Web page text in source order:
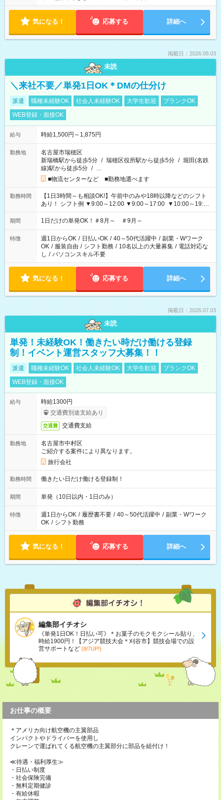
気になる！ 応募する 詳細へ
掲載日：2026.08.03
未読
＼来社不要／単発1日OK＊DMの仕分け
派遣 職種未経験OK 社会人未経験OK 大学生歓迎
ブランクOK
WEB登録・面接OK
給与 時給1,500円～1,875円
勤務地
名古屋市瑞穂区
新瑞橋駅から徒歩5分 / 瑞穂区役所駅から徒歩5分 / 堀田(名鉄
線)駅から徒歩5分 / …
■物流センターなど ■勤務地選べます
勤務時間
【1日3時間～も相談OK!】午前中のみや18時以降などのシフト
あり！ シフト例 ▼9:00～12:00 ▼9:00～17:00 ▼10:00～19:00
▼18:00～21:00
期間 1日だけの単発OK！＃8月～ ＃9月～
特徴 週1日からOK / 日払いOK / 40～50代活躍中 / 副業・Wワーク
OK / 服装自由 / シフト勤務 / 10名以上の大量募集 / 電話対応な
し / パソコンスキル不要
気になる！ 応募する 詳細へ
掲載日：2026.07.03
未読
単発！未経験OK！働きたい時だけ働ける登録
制！イベント運営スタッフ大募集！！
派遣 職種未経験OK 社会人未経験OK 大学生歓迎
ブランクOK
WEB登録・面接OK
給与
時給1300円
交通費別途支給あり
交通費 交通費支給
勤務地
名古屋市中村区
ご紹介する案件により異なります。
旅行会社
勤務時間 働きたい日だけ働ける登録制！
期間 単発（10日以内・1日のみ）
特徴 週1日からOK / 履歴書不要 / 40～50代活躍中 / 副業・Wワーク
OK / シフト勤務
気になる！ 応募する 詳細へ
編集部イチオシ
《単発1日OK！日払い可》＊お菓子のモクモクシール貼り、
時給1900円！【アジア競技大会＊刈谷市】競技会場での設
営サポートなど (8/7UP!)
お仕事の概要
＊アメリカ向け航空機の主翼部品
インパクトやドライバーを使用し
クレーンで運ばれてくる航空機の主翼部分に部品を組付け！
≪待遇・福利厚生≫
・日払い制度
・社会保険完備
・無料定期健診
・有給休暇